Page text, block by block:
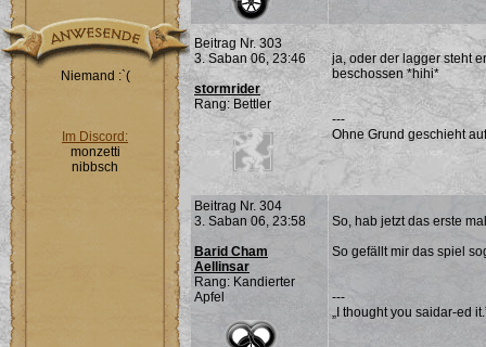
Niemand :`(
Im Discord:
monzetti
nibbsch
Beitrag Nr. 303
3. Saban 06, 23:46
stormrider
Rang: Bettler
ja, oder der lagger steht
beschossen *hihi*
---
Ohne Grund geschieht
Beitrag Nr. 304
3. Saban 06, 23:58
Barid Cham
Aellinsar
Rang: Kandierter
Apfel
So, hab jetzt das erste
So gefällt mir das spiel
---
„I thought you saidar-ed